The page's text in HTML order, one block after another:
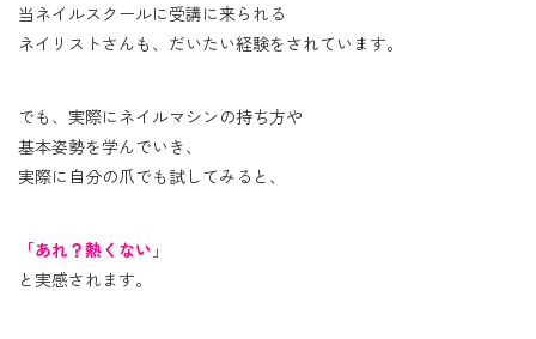
当ネイルスクールに受講に来られる
ネイリストさんも、だいたい経験をされています。
でも、実際にネイルマシンの持ち方や
基本姿勢を学んでいき、
実際に自分の爪でも試してみると、
「あれ？熱くない」
と実感されます。